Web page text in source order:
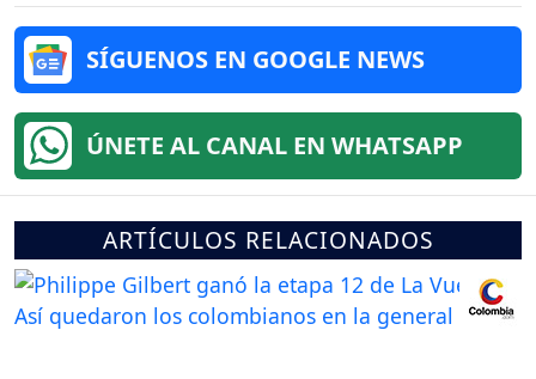
SÍGUENOS EN GOOGLE NEWS
ÚNETE AL CANAL EN WHATSAPP
ARTÍCULOS RELACIONADOS